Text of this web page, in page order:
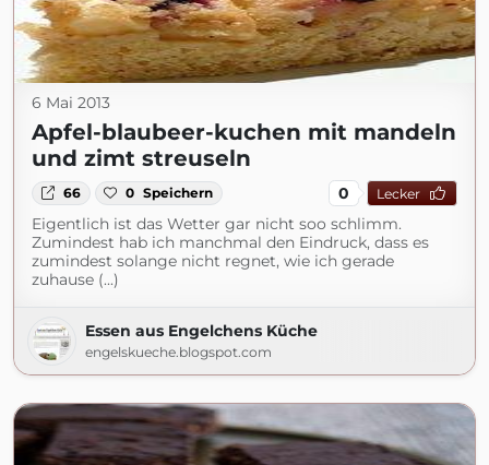
6 Mai 2013
Apfel-blaubeer-kuchen mit mandeln
und zimt streuseln
66 0 Speichern 0 Lecker
Eigentlich ist das Wetter gar nicht soo schlimm.
Zumindest hab ich manchmal den Eindruck, dass es
zumindest solange nicht regnet, wie ich gerade
zuhause (...)
Essen aus Engelchens Küche
engelskueche.blogspot.com